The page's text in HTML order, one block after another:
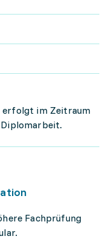
erfolgt im Zeitraum
Fachprüfung